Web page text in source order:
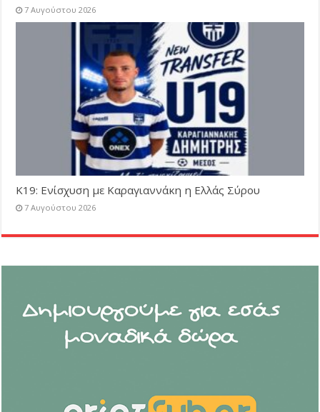
7 Αυγούστου 2026
Κ19: Ενίσχυση με Καραγιαννάκη η Ελλάς Σύρου
7 Αυγούστου 2026